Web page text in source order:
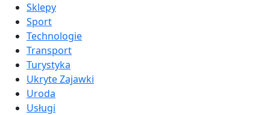
Sklepy
Sport
Technologie
Transport
Turystyka
Ukryte Zajawki
Uroda
Usługi